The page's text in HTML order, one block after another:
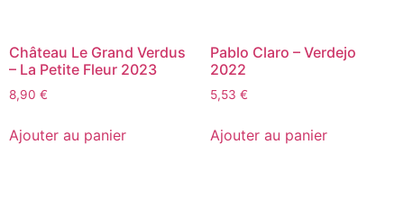
Château Le Grand Verdus
– La Petite Fleur 2023
8,90 €
Ajouter au panier
Pablo Claro – Verdejo
2022
5,53 €
Ajouter au panier